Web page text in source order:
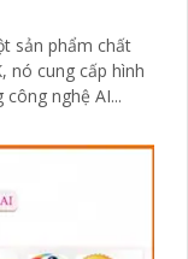
sản phẩm chất
năng công nghệ AI...